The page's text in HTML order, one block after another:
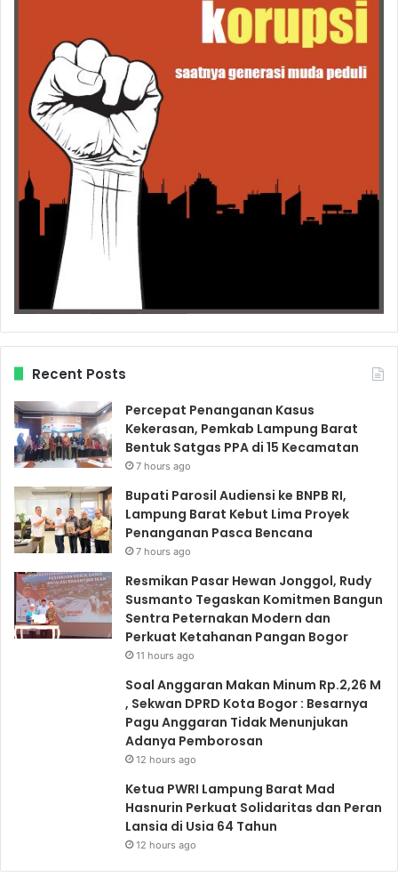
Recent Posts
Percepat Penanganan Kasus
Kekerasan, Pemkab Lampung Barat
Bentuk Satgas PPA di 15 Kecamatan
7 hours ago
Bupati Parosil Audiensi ke BNPB RI,
Lampung Barat Kebut Lima Proyek
Penanganan Pasca Bencana
7 hours ago
Resmikan Pasar Hewan Jonggol, Rudy
Susmanto Tegaskan Komitmen Bangun
Sentra Peternakan Modern dan
Perkuat Ketahanan Pangan Bogor
11 hours ago
Soal Anggaran Makan Minum Rp.2,26 M
, Sekwan DPRD Kota Bogor : Besarnya
Pagu Anggaran Tidak Menunjukan
Adanya Pemborosan
12 hours ago
Ketua PWRI Lampung Barat Mad
Hasnurin Perkuat Solidaritas dan Peran
Lansia di Usia 64 Tahun
12 hours ago